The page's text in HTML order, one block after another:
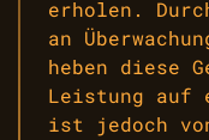
erholen.
an
heben diese
Leistung auf
ist jedoch